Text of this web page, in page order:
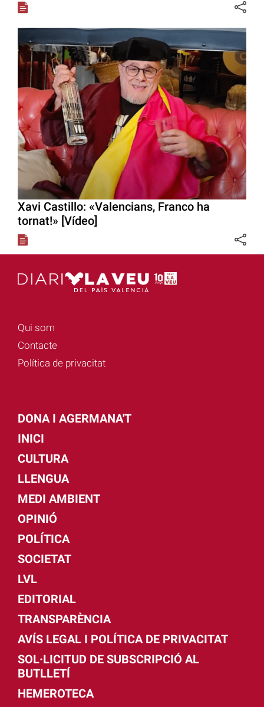
Xavi Castillo: «Valencians, Franco ha
tornat!» [Vídeo]
Qui som
Contacte
Política de privacitat
DONA I AGERMANA'T
INICI
CULTURA
LLENGUA
MEDI AMBIENT
OPINIÓ
POLÍTICA
SOCIETAT
LVL
EDITORIAL
TRANSPARÈNCIA
AVÍS LEGAL I POLÍTICA DE PRIVACITAT
SOL·LICITUD DE SUBSCRIPCIÓ AL
BUTLLETÍ
HEMEROTECA